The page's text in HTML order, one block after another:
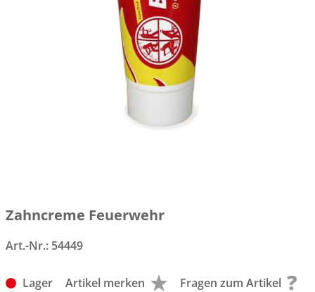
Zahncreme Feuerwehr
Art.-Nr.: 54449
Lager Artikel merken Fragen zum Artikel